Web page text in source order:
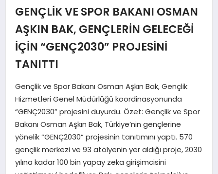
EKONOMI
SAĞLIK
SIYASET
SPOR
GENÇLİK VE SPOR BAKANI OSMAN
AŞKIN BAK, GENÇLERİN GELECEĞİ
İÇİN “GENÇ2030” PROJESİNİ
TANITTI
Gençlik ve Spor Bakanı Osman Aşkın Bak, Gençlik
Hizmetleri Genel Müdürlüğü koordinasyonunda
“GENÇ2030” projesini duyurdu. Özet: Gençlik ve Spor
Bakanı Osman Aşkın Bak, Türkiye’nin gençlerine
yönelik “GENÇ2030” projesinin tanıtımını yaptı. 570
gençlik merkezi ve 93 atölyenin yer aldığı proje, 2030
yılına kadar 100 bin yapay zeka girişimcisini